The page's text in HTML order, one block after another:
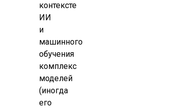
контексте
ИИ
и
машинного
обучения
комплекс
моделей
(иногда
его